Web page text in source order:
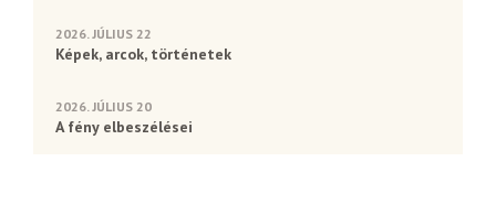
2026. JÚLIUS 22
Képek, arcok, történetek
2026. JÚLIUS 20
A fény elbeszélései